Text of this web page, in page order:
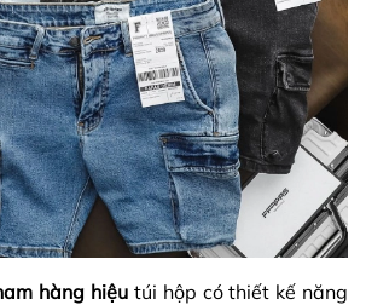
hàng hiệu túi hộp có thiết kế năng